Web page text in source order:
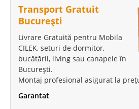
Transport Gratuit
București
Livrare Gratuită pentru Mobila
CILEK, seturi de dormitor,
bucătării, living sau canapele în
București.
Montaj profesional asigurat la
Garantat